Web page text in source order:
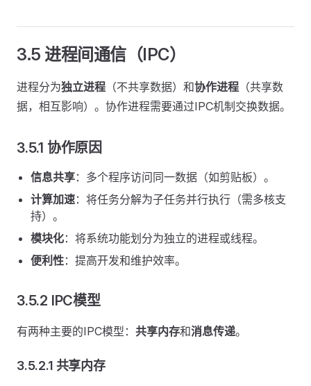
3.5 进程间通信（IPC）
进程分为独立进程 （不共享数据）和协作进程 （共享数
据，相互影响）。协作进程需要通过IPC机制交换数据。
3.5.1 协作原因
信息共享：多个程序访问同一数据（如剪贴板）。
计算加速：将任务分解为子任务并行执行（需多核支
持）。
模块化：将系统功能划分为独立的进程或线程。
便利性：提高开发和维护效率。
3.5.2 IPC模型
有两种主要的IPC模型： 共享内存和消息传递。
3.5.2.1 共享内存